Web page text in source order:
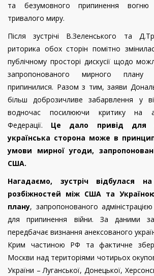
та безумовного припинення вогню
тривалого миру.
Після зустрічі В.Зеленського та
риторика обох сторін помітно
публічному просторі дискусії щодо
запропонованого мирного
припинилися. Разом з тим, заяви
більш доброзичливе забарвлення у
водночас посилюючи критику на
Федерації. Це дало привід для
українська сторона може в
умови мирної угоди,
США.
Нагадаємо, зустріч відбулася
розбіжностей між США та
плану, запропонованого
для припинення війни. За даними
передбачає визнання анексованого
Крим частиною РФ та фактичне
Москви над територіями чотирьох
України – Луганської, Донецької,